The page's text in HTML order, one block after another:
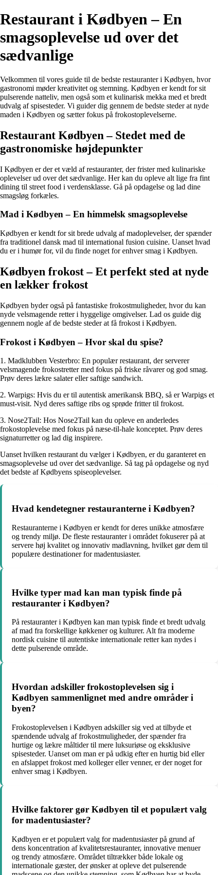
Restaurant i Kødbyen – En
smagsoplevelse ud over det
sædvanlige
Velkommen til vores guide til de bedste restauranter i Kødbyen, hvor
gastronomi møder kreativitet og stemning. Kødbyen er kendt for sit
pulserende natteliv, men også som et kulinarisk mekka med et bredt
udvalg af spisesteder. Vi guider dig gennem de bedste steder at nyde
maden i Kødbyen og sætter fokus på frokostoplevelserne.
Restaurant Kødbyen – Stedet med de
gastronomiske højdepunkter
I Kødbyen er der et væld af restauranter, der frister med kulinariske
oplevelser ud over det sædvanlige. Her kan du opleve alt lige fra fint
dining til street food i verdensklasse. Gå på opdagelse og lad dine
smagsløg forkæles.
Mad i Kødbyen – En himmelsk smagsoplevelse
Kødbyen er kendt for sit brede udvalg af madoplevelser, der spænder
fra traditionel dansk mad til international fusion cuisine. Uanset hvad
du er i humør for, vil du finde noget for enhver smag i Kødbyen.
Kødbyen frokost – Et perfekt sted at nyde
en lækker frokost
Kødbyen byder også på fantastiske frokostmuligheder, hvor du kan
nyde velsmagende retter i hyggelige omgivelser. Lad os guide dig
gennem nogle af de bedste steder at få frokost i Kødbyen.
Frokost i Kødbyen – Hvor skal du spise?
1. Madklubben Vesterbro: En populær restaurant, der serverer
velsmagende frokostretter med fokus på friske råvarer og god smag.
Prøv deres lækre salater eller saftige sandwich.
2. Warpigs: Hvis du er til autentisk amerikansk BBQ, så er Warpigs et
must-visit. Nyd deres saftige ribs og sprøde fritter til frokost.
3. Nose2Tail: Hos Nose2Tail kan du opleve en anderledes
frokostoplevelse med fokus på næse-til-hale konceptet. Prøv deres
signaturretter og lad dig inspirere.
Uanset hvilken restaurant du vælger i Kødbyen, er du garanteret en
smagsoplevelse ud over det sædvanlige. Så tag på opdagelse og nyd
det bedste af Kødbyens spiseoplevelser.
Hvad kendetegner restauranterne i Kødbyen?
Restauranterne i Kødbyen er kendt for deres unikke atmosfære
og trendy miljø. De fleste restauranter i området fokuserer på at
servere høj kvalitet og innovativ madlavning, hvilket gør dem til
populære destinationer for madentusiaster.
Hvilke typer mad kan man typisk finde på
restauranter i Kødbyen?
På restauranter i Kødbyen kan man typisk finde et bredt udvalg
af mad fra forskellige køkkener og kulturer. Alt fra moderne
nordisk cuisine til autentiske internationale retter kan nydes i
dette pulserende område.
Hvordan adskiller frokostoplevelsen sig i
Kødbyen sammenlignet med andre områder i
byen?
Frokostoplevelsen i Kødbyen adskiller sig ved at tilbyde et
spændende udvalg af frokostmuligheder, der spænder fra
hurtige og lækre måltider til mere luksuriøse og eksklusive
spisesteder. Uanset om man er på udkig efter en hurtig bid eller
en afslappet frokost med kolleger eller venner, er der noget for
enhver smag i Kødbyen.
Hvilke faktorer gør Kødbyen til et populært valg
for madentusiaster?
Kødbyen er et populært valg for madentusiaster på grund af
dens koncentration af kvalitetsrestauranter, innovative menuer
og trendy atmosfære. Området tiltrækker både lokale og
internationale gæster, der ønsker at opleve det pulserende